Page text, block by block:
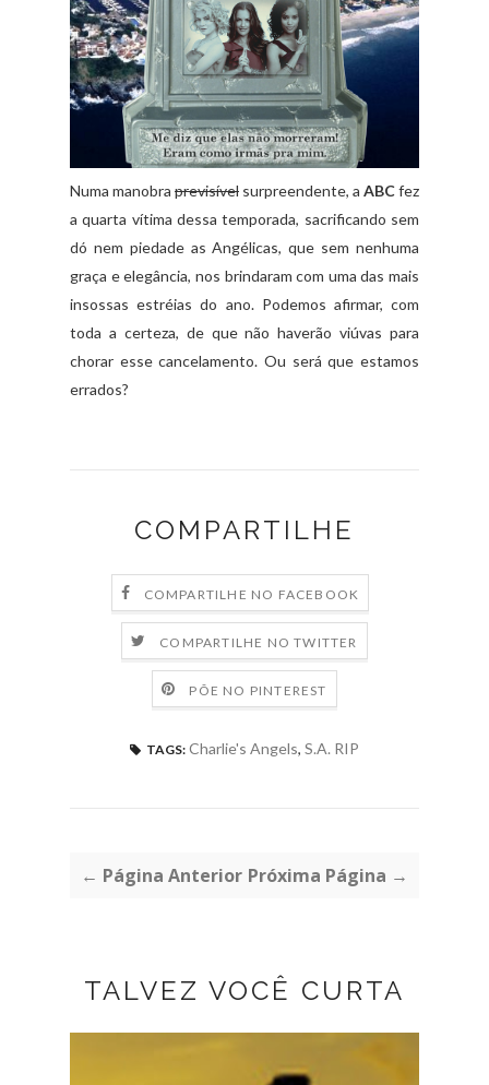
Numa manobra previsível surpreendente, a ABCfez
a quarta vítima dessa temporada, sacrificando sem
dó nem piedade as Angélicas, que sem nenhuma
graça e elegância, nos brindaram com uma das mais
insossas estréias do ano. Podemos afirmar, com
toda a certeza, de que não haverão viúvas para
chorar esse cancelamento. Ou será que estamos
errados?
COMPARTILHE
COMPARTILHE NO FACEBOOK
COMPARTILHE NO TWITTER
PÕE NO PINTEREST
TAGS: Charlie's Angels, S.A. RIP
← Página Anterior Próxima Página →
TALVEZ VOCÊ CURTA